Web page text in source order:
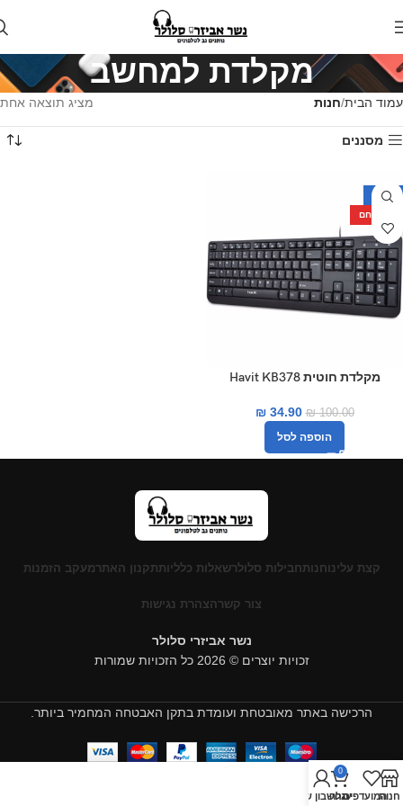
מקלדת למחשב
עמוד הבית חנות מציג תוצאה אחת
מסננים
-65%
מוצר חם
‏מקלדת חוטית Havit KB378
₪100.00
₪34.90
הוספה לסל
קצת עלינוחנותחבילות סלולרשאלות כלליותתקנון האתרמעקב הזמנות
צור קשרהצהרת נגישות
נשר אביזרי סלולר
זכויות יוצרים © 2026 כל הזכויות שמורות
הרכישה באתר מאובטחת ועומדת בתקן האבטחה המחמיר ביותר.
חנותהמועדפים
0
עגלה
החשבון שלי